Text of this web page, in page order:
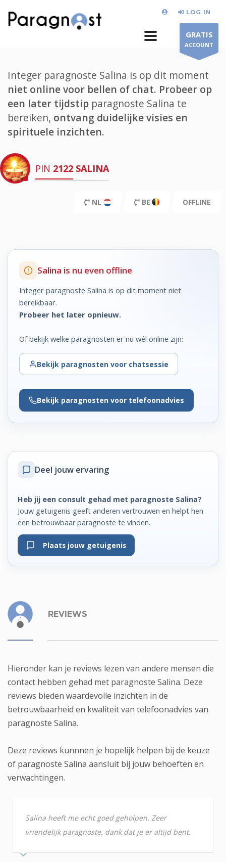
LOG IN
GRATIS
ACCOUNT
Integer paragnoste Salina is op dit moment
niet online voor bellen of chat. Probeer op
een later tijdstip paragnoste Salina te
bereiken, ontvang duidelijke visies en
spirituele inzichten.
PIN 2122 SALINA
NL BE OFFLINE
Salina is nu even offline
Integer paragnoste Salina is op dit moment niet
bereikbaar.
Probeer het later opnieuw.
Of bekijk welke paragnosten er nu wél online zijn:
Bekijk paragnosten voor chatsessie
Bekijk paragnosten voor telefoonadvies
Deel jouw ervaring
Heb jij een consult gehad met paragnoste Salina?
Jouw getuigenis geeft anderen vertrouwen en helpt hen
een betrouwbaar paragnoste te vinden.
Plaats jouw getuigenis
REVIEWS
Hieronder kan je reviews lezen van andere mensen die
contact hebben gehad met paragnoste Salina. Deze
reviews bieden waardevolle inzichten in de
betrouwbaarheid en kwaliteit van telefoonadvies van
paragnoste Salina.
Deze reviews kunnnen je hopelijk helpen bij de keuze
of paragnoste Salina aansluit bij jouw behoeften en
verwachtingen.
Salina heeft me echt goed geholpen. Zeer
vriendelijk paragnoste, dank dat je er altijd bent.